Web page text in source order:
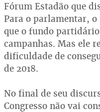
Fórum Estadão que
Para o parlamentar,
que o fundo
campanhas. Mas ele
dificuldade de
de 2018.
No final de seu
Congresso não vai